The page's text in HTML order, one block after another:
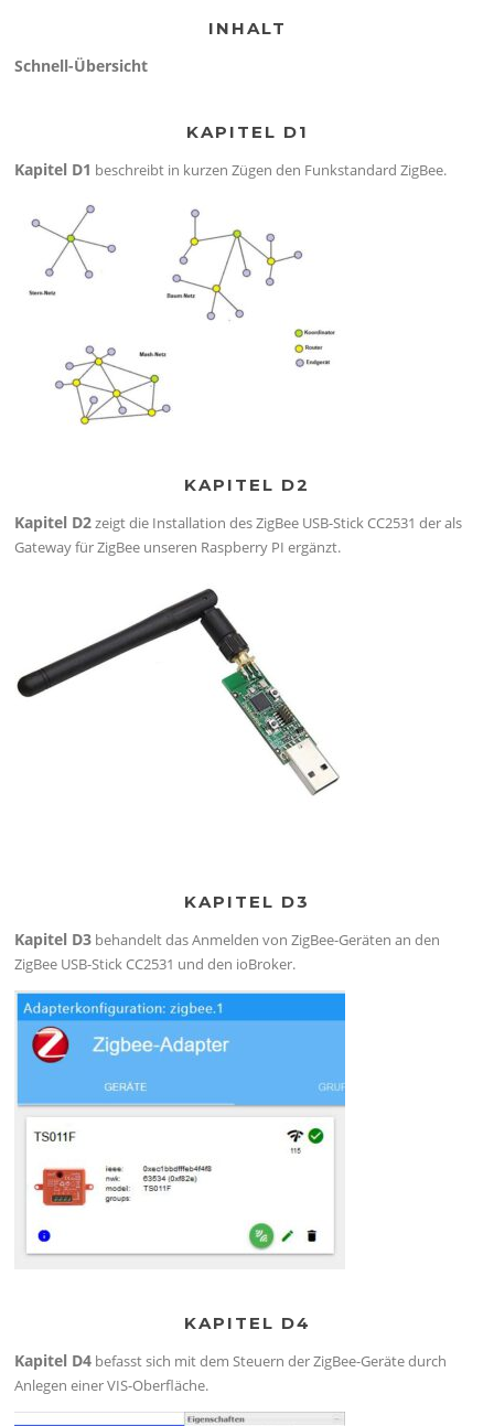
INHALT
Schnell-Übersicht
KAPITEL D1
Kapitel D1 beschreibt in kurzen Zügen den Funkstandard ZigBee.
KAPITEL D2
Kapitel D2zeigt die Installation des ZigBee USB-Stick CC2531 der als
Gateway für ZigBee unseren Raspberry PI ergänzt.
KAPITEL D3
Kapitel D3 behandelt das Anmelden von ZigBee-Geräten an den
ZigBee USB-Stick CC2531 und den ioBroker.
KAPITEL D4
Kapitel D4 befasst sich mit dem Steuern der ZigBee-Geräte durch
Anlegen einer VIS-Oberfläche.